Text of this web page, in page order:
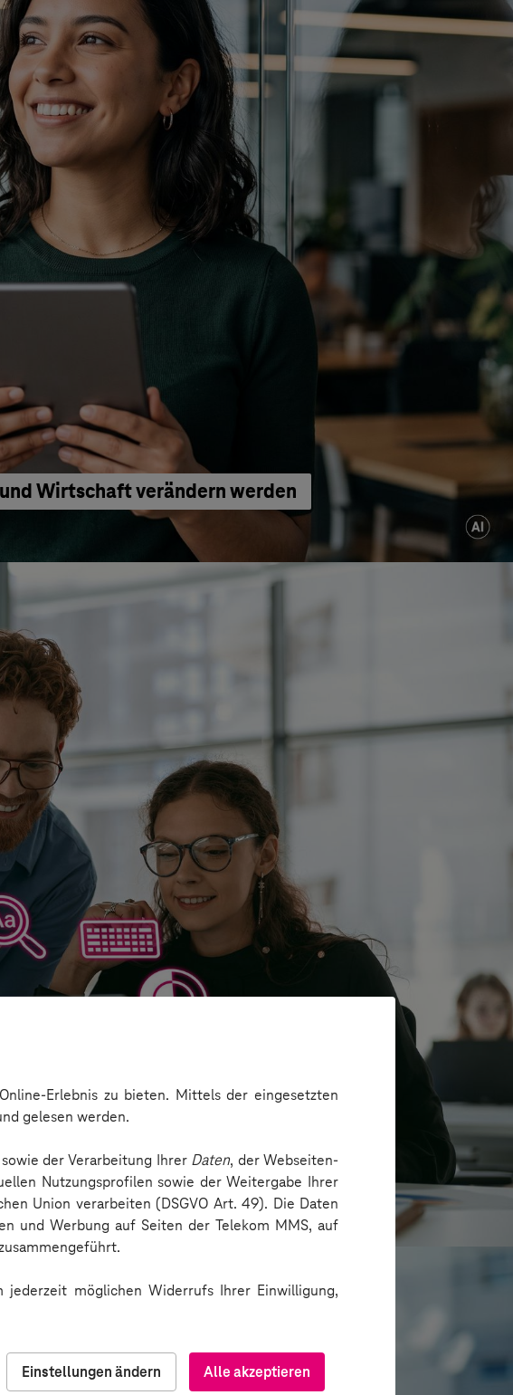
Erlebnis zu bieten. Mittels der eingesetzten
gelesen werden.
der Verarbeitung Ihrer Daten, der Webseiten-
Nutzungsprofilen sowie der Weitergabe Ihrer
Union verarbeiten (DSGVO Art. 49). Die Daten
und Werbung auf Seiten der Telekom MMS, auf
möglichen Widerrufs Ihrer Einwilligung,
Alle akzeptieren
Einstellungen ändern
Wirtschaft verändern werden